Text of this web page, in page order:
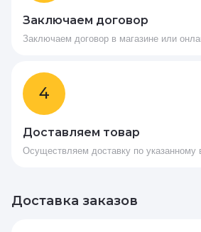
Заключаем договор
Заключаем договор в магазине или
4
Доставляем товар
Осуществляем доставку по указанному
Доставка заказов